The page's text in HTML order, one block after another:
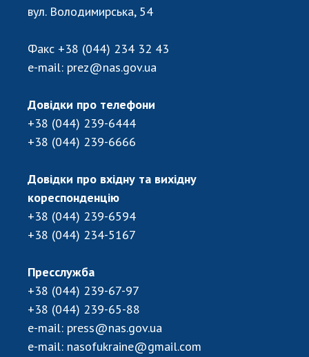
Відкрита наука в НАН України
Підготовка наукових кадрів
Робота з молоддю
МІЖНАРОДНЕ СПІВРОБІТНИЦТВО
Членство в міжнародних організаціях
Міжнародні угоди
ДОКУМЕНТИ
Нормативні акти НАН України
Державний бюджет НАН України
Бланки документів
НОВИНИ
ЗАСІДАННЯ ПРЕЗИДІЇ НАН УКРАЇНИ
вул. Володимирська, 54
Факс +38 (044) 234 32 43
e-mail: prez@nas.gov.ua
Довідки про телефони
+38 (044) 239-6444
+38 (044) 239-6666
Довідки про вхідну та вихідну
кореспонденцію
+38 (044) 239-6594
+38 (044) 234-5167
Пресслужба
+38 (044) 239-67-97
+38 (044) 239-65-88
e-mail: press@nas.gov.ua
e-mail: nasofukraine@gmail.com